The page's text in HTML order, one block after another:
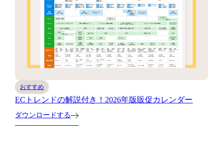
おすすめ
ECトレンドの解説付き！2026年版販促カレンダー
ダウンロードする